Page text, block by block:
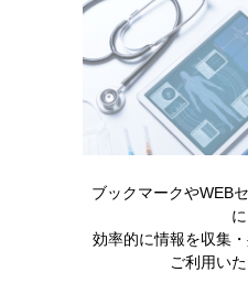
皮膚構造
ブックマークやWEB
に
効率的に情報を収集
ご利用いた